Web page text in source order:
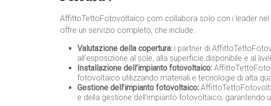
AffittoTettoFotovoltaico.com collabora solo con i leader
offre un servizio completo, che include:
Valutazione della copertura: i partner di
all’esposizione al sole, alla superficie disponibile e al
Installazione dell’impianto fotovoltaico:
fotovoltaico utilizzando materiali e tecnologie di alta
Gestione dell’impianto fotovoltaico:
e della gestione dell’impianto fotovoltaico, garantendo